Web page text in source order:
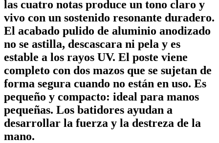
las cuatro notas produce un tono claro y
vivo con un sostenido resonante duradero.
El acabado pulido de aluminio anodizado
no se astilla, descascara ni pela y es
estable a los rayos UV. El poste viene
completo con dos mazos que se sujetan de
forma segura cuando no están en uso. Es
pequeño y compacto: ideal para manos
pequeñas. Los batidores ayudan a
desarrollar la fuerza y la destreza de la
mano.